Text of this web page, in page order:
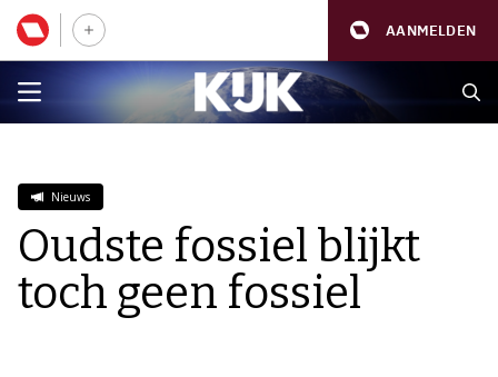
AANMELDEN
Nieuws
Oudste fossiel blijkt
toch geen fossiel